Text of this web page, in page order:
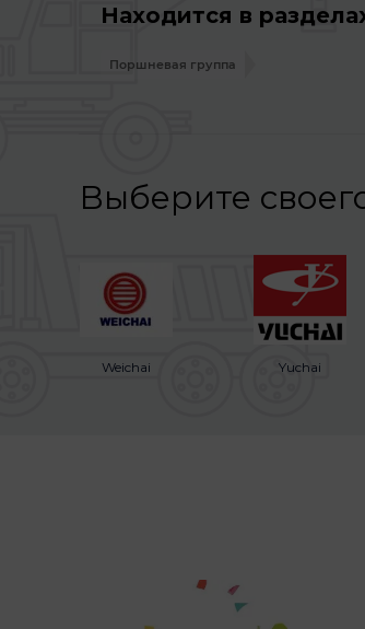
Находится в
Поршневая группа
Выберите
Weichai Yuchai